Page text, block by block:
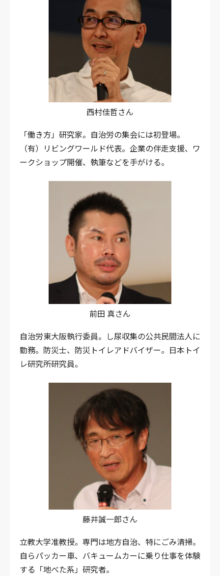
西村佳哲さん
「働き方」研究家。自治労の集会には初登場。
（有）リビングワールド代表。企業の伴走支援、ワ
ークショップ開催、執筆などを手がける。
前田 真さん
自治労東大阪執行委員。し尿収集の公共民間法人に
勤務。防災士、防災トイレアドバイザー。日本トイ
レ研究所研究員。
藤井誠一郎さん
立教大学准教授。専門は地方自治、特にごみ清掃。
自らパッカー車、バキュームカーに乗り仕事を体験
する「地べた系」研究者。